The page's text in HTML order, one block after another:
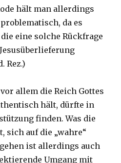
hält man allerdings
da es
eine solche Rückfrage
Rez.)
allem die Reich Gottes
hält, dürfte in
finden. Was die
sich auf die „wahre“
ist allerdings auch
Umgang mit